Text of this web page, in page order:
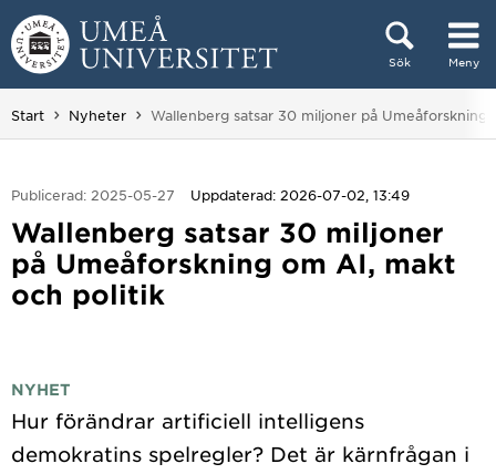
Hoppa direkt till innehållet
Sök Meny
Huvudmenyn dold.
Start Nyheter Du är här:
Wallenberg satsar 30 miljoner på Umeåforskning
Publicerad: 2025-05-27 Uppdaterad: 2026-07-02, 13:49
Wallenberg satsar 30 miljoner
på Umeåforskning om AI, makt
och politik
NYHET
Hur förändrar artificiell intelligens
demokratins spelregler? Det är kärnfrågan i